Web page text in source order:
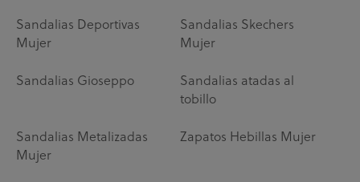
Sandalias Deportivas
Mujer
Sandalias Skechers
Mujer
Sandalias Gioseppo
Sandalias atadas al
tobillo
Sandalias Metalizadas
Mujer
Zapatos Hebillas Mujer